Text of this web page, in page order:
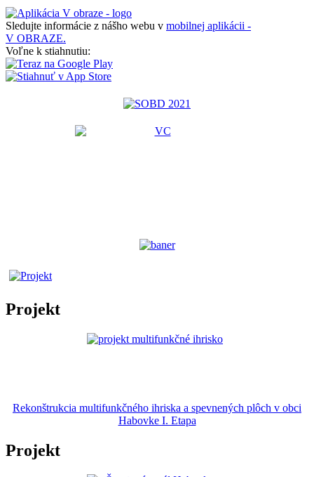
Sledujte informácie z nášho webu v mobilnej aplikácii -
V OBRAZE.
Voľne k stiahnutiu:
Projekt
Rekonštrukcia multifunkčného ihriska a spevnených plôch v obci
Habovke I. Etapa
Projekt